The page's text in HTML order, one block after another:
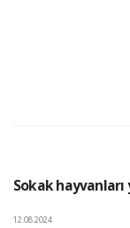
Sokak
12.08.2024